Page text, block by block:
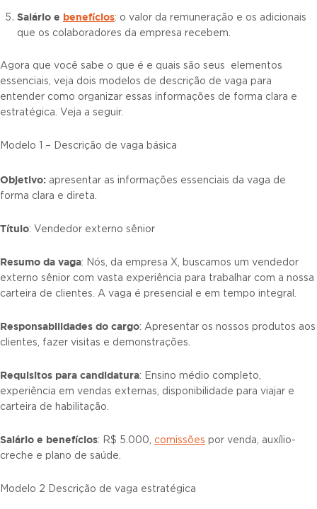
Salário e benefícios: o valor da remuneração e os adicionais
que os colaboradores da empresa recebem.
Agora que você sabe o que é e quais são seus elementos
essenciais, veja dois modelos de descrição de vaga para
entender como organizar essas informações de forma clara e
estratégica. Veja a seguir.
Modelo 1 – Descrição de vaga básica
Objetivo: apresentar as informações essenciais da vaga de
forma clara e direta.
Título: Vendedor externo sênior
Resumo da vaga: Nós, da empresa X, buscamos um vendedor
externo sênior com vasta experiência para trabalhar com a nossa
carteira de clientes. A vaga é presencial e em tempo integral.
Responsabilidades do cargo: Apresentar os nossos produtos aos
clientes, fazer visitas e demonstrações.
Requisitos para candidatura: Ensino médio completo,
experiência em vendas externas, disponibilidade para viajar e
carteira de habilitação.
Salário e benefícios: R$ 5.000, comissões por venda, auxílio-
creche e plano de saúde.
Modelo 2 Descrição de vaga estratégica